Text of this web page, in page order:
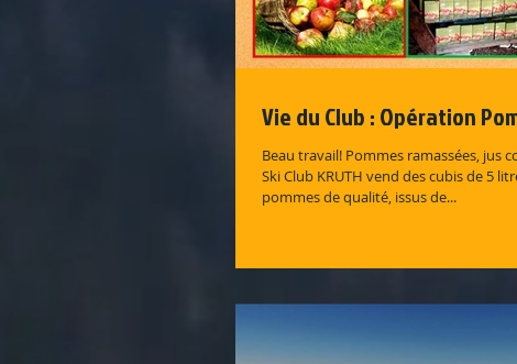
Vie du Club : Opération
Beau travail! Pommes ramassées, jus
Ski Club KRUTH vend des cubis de 5
pommes de qualité, issus de...